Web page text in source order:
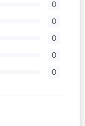
0
0
0
0
0